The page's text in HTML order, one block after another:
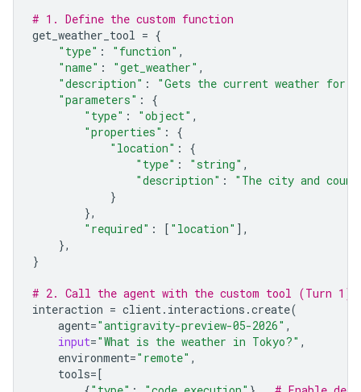
# 1. Define the custom function
get_weather_tool = {
"type" : "function" ,
"name" : "get_weather" ,
"description" :
"Gets the current weather for
"parameters" :
{
"type" : "object" ,
"properties" :
{
"location" :
{
"type" : "string" ,
"description" :
"The city and
}
},
"required" : [ "location" ],
},
}
# 2. Call the agent with the custom tool (Turn 1)
interaction = client. interactions .create(
agent="antigravity-preview-05-2026" ,
input="What is the weather in Tokyo?" ,
environment="remote" ,
tools=[